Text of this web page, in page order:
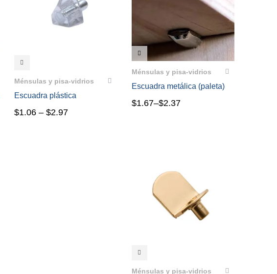
Ménsulas y pisa-vidrios
Escuadra plástica
$1.06 – $2.97
VISTA RÁPIDA
Ménsulas y pisa-vidrios
Escuadra metálica (paleta)
$1.67–$2.37
Ménsulas y pisa-vidrios